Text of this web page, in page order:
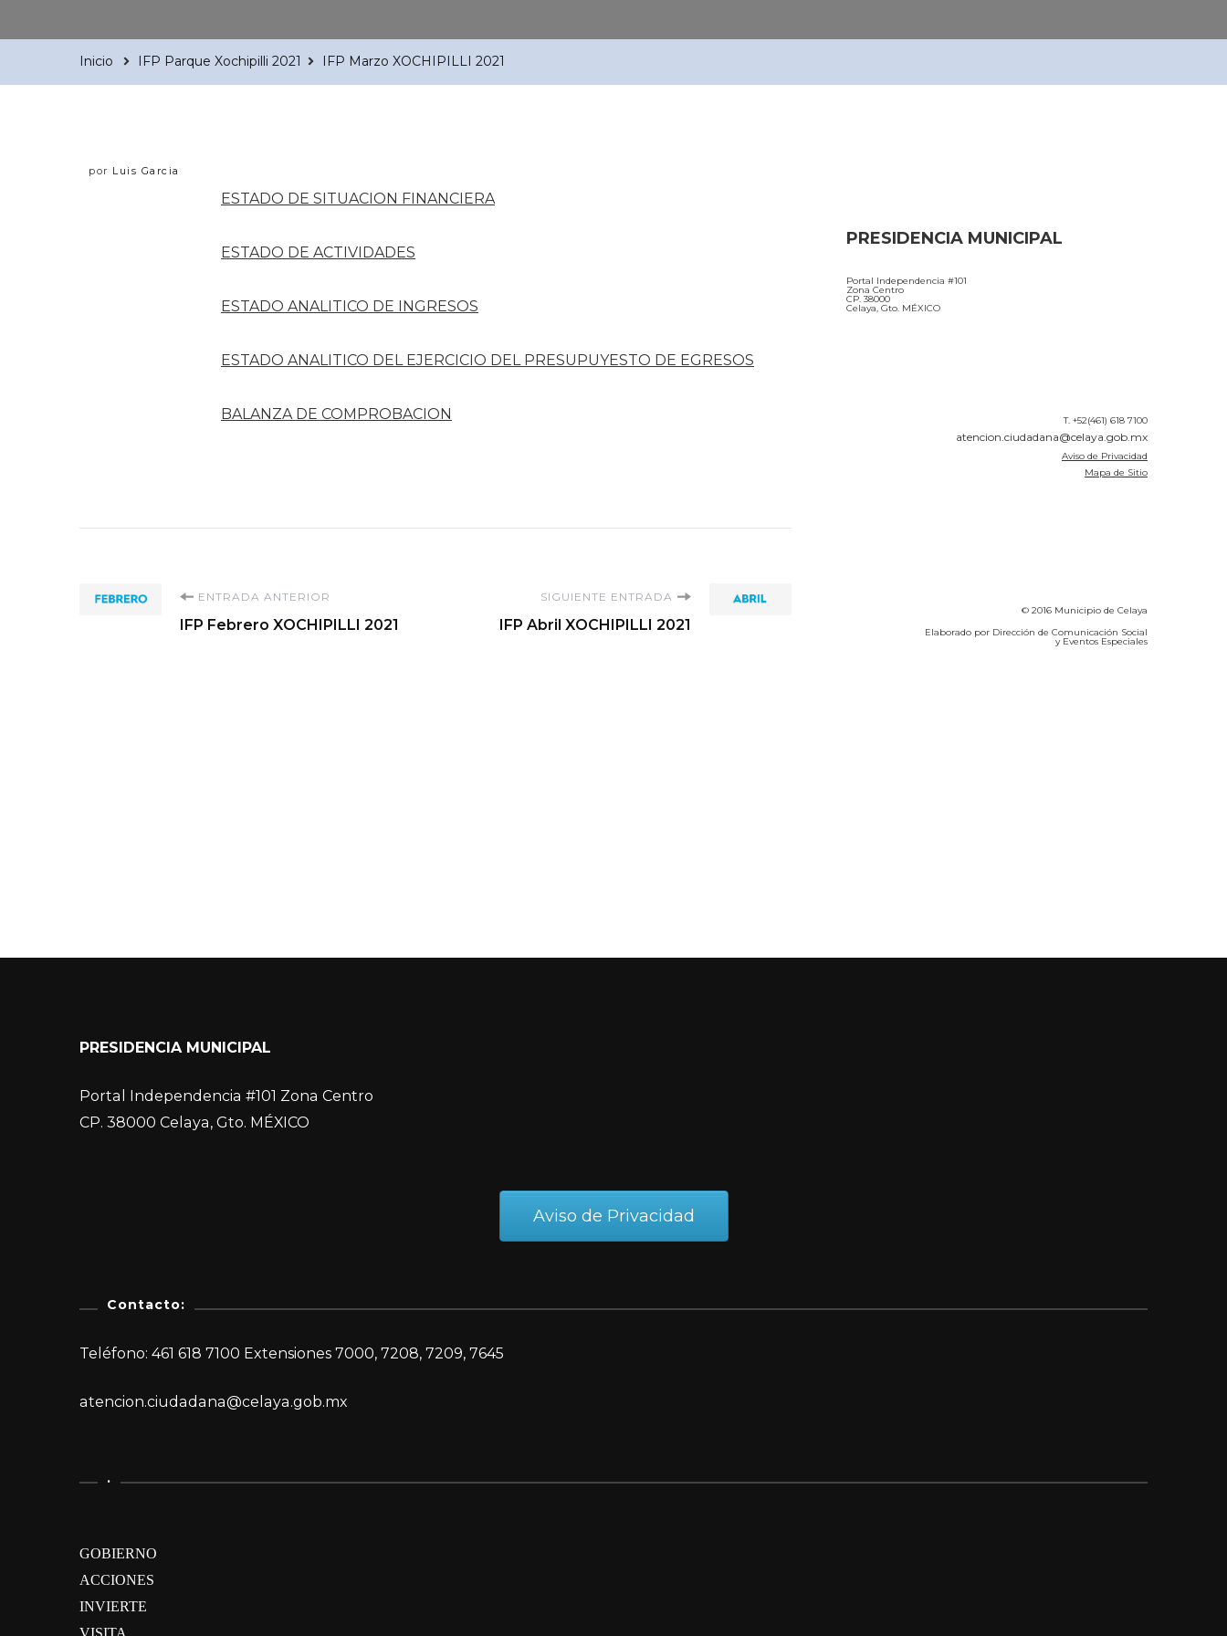
Inicio IFP Parque Xochipilli 2021 IFP Marzo XOCHIPILLI 2021
por Luis Garcia
ESTADO DE SITUACION FINANCIERA
ESTADO DE ACTIVIDADES
ESTADO ANALITICO DE INGRESOS
ESTADO ANALITICO DEL EJERCICIO DEL PRESUPUYESTO DE EGRESOS
BALANZA DE COMPROBACION
Navegación
ENTRADA ANTERIOR
IFP Febrero XOCHIPILLI 2021
SIGUIENTE ENTRADA
IFP Abril XOCHIPILLI 2021
PRESIDENCIA MUNICIPAL
Portal Independencia #101
Zona Centro
CP. 38000
Celaya, Gto. MÉXICO
T. +52(461) 618 7100
atencion.ciudadana@celaya.gob.mx
Aviso de Privacidad
Mapa de Sitio
© 2016 Municipio de Celaya
Elaborado por Dirección de Comunicación Social
y Eventos Especiales
PRESIDENCIA MUNICIPAL
Portal Independencia #101 Zona Centro
CP. 38000 Celaya, Gto. MÉXICO
Aviso de Privacidad
Contacto:
Teléfono: 461 618 7100 Extensiones 7000, 7208, 7209, 7645
atencion.ciudadana@celaya.gob.mx
.
GOBIERNO
ACCIONES
INVIERTE
VISITA